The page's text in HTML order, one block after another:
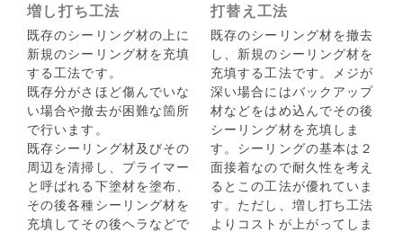
増し打ち工法
既存のシーリング材の上に
新規のシーリング材を充填
する工法です。
既存分がさほど傷んでいな
い場合や撤去が困難な箇所
で行います。
既存シーリング材及びその
周辺を清掃し、プライマー
と呼ばれる下塗材を塗布、
その後各種シーリング材を
充填してその後ヘラなどで
打替え工法
既存のシーリング材を撤去
し、新規のシーリング材を
充填する工法です。メジが
深い場合にはバックアップ
材などをはめ込んでその後
シーリング材を充填しま
す。シーリングの基本は２
面接着なので耐久性を考え
るとこの工法が優れていま
す。ただし、増し打ち工法
よりコストが上がってしま